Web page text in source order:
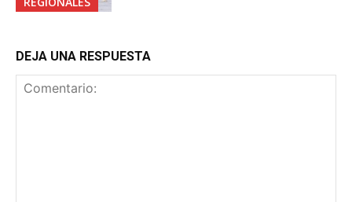
DEJA UNA RESPUESTA